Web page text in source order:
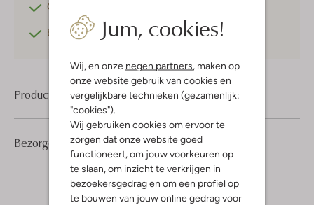
Jum, cookies!
Wij, en onze negen partners , maken op
onze website gebruik van cookies en
vergelijkbare technieken (gezamenlijk:
"cookies").
Wij gebruiken cookies om ervoor te
zorgen dat onze website goed
functioneert, om jouw voorkeuren op
te slaan, om inzicht te verkrijgen in
bezoekersgedrag en om een profiel op
te bouwen van jouw online gedrag voor
Gratis retourneren
Betaal achterafmet Klarna
Product informatie
Bezorgen & retourneren